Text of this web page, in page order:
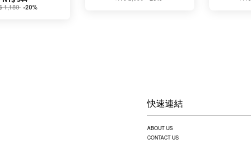
1,180 -20%
快速連結
ABOUT US
CONTACT US